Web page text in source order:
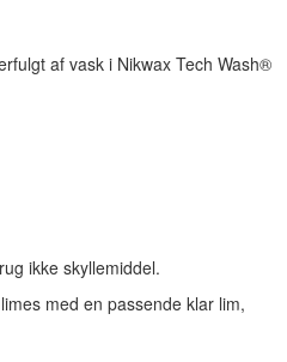
af vask i Nikwax Tech Wash®
ikke skyllemiddel.
med en passende klar lim,